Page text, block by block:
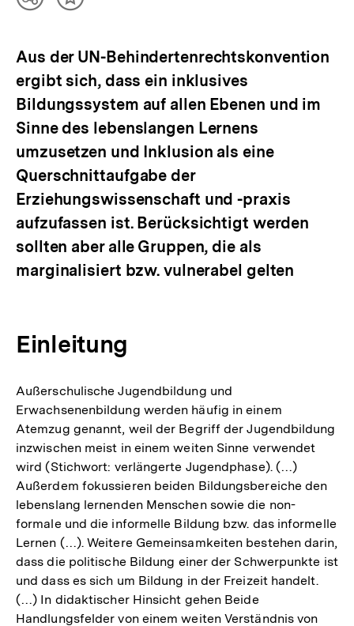
TeilenInhalt
Aus der UN-Behindertenrechtskonvention
ergibt sich, dass ein inklusives
Bildungssystem auf allen Ebenen und im
Sinne des lebenslangen Lernens
umzusetzen und Inklusion als eine
Querschnittaufgabe der
Erziehungswissenschaft und -praxis
aufzufassen ist. Berücksichtigt werden
sollten aber alle Gruppen, die als
marginalisiert bzw. vulnerabel gelten
Einleitung
Außerschulische Jugendbildung und
Erwachsenenbildung werden häufig in einem
Atemzug genannt, weil der Begriff der Jugendbildung
inzwischen meist in einem weiten Sinne verwendet
wird (Stichwort: verlängerte Jugendphase). (…)
Außerdem fokussieren beiden Bildungsbereiche den
lebenslang lernenden Menschen sowie die non-
formale und die informelle Bildung bzw. das informelle
Lernen (…). Weitere Gemeinsamkeiten bestehen darin,
dass die politische Bildung einer der Schwerpunkte ist
und dass es sich um Bildung in der Freizeit handelt.
(…) In didaktischer Hinsicht gehen Beide
Handlungsfelder von einem weiten Verständnis von